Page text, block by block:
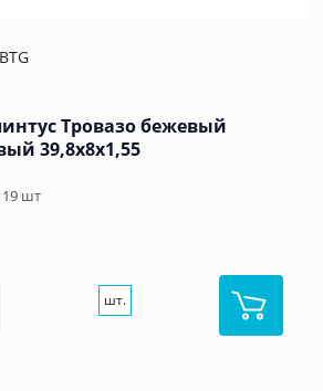
Тровазо бежевый
39,8x8x1,55
19 шт
шт.